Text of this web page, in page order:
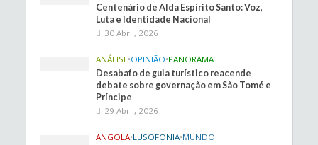
Centenário de Alda Espírito Santo: Voz,
Luta e Identidade Nacional
30 Abril, 2026
ANÁLISE•OPINIÃO•PANORAMA
Desabafo de guia turístico reacende
debate sobre governação em São Tomé e
Príncipe
29 Abril, 2026
ANGOLA•LUSOFONIA•MUNDO